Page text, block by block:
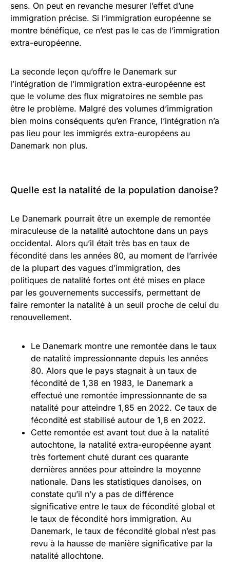
sens. On peut en revanche mesurer l’effet d’une
immigration précise. Si l’immigration européenne se
montre bénéfique, ce n’est pas le cas de l’immigration
extra-européenne.
La seconde leçon qu’offre le Danemark sur
l’intégration de l’immigration extra-européenne est
que le volume des flux migratoires ne semble pas
être le problème. Malgré des volumes d’immigration
bien moins conséquents qu’en France, l’intégration n’a
pas lieu pour les immigrés extra-européens au
Danemark non plus.
Quelle est la natalité de la population danoise?
Le Danemark pourrait être un exemple de remontée
miraculeuse de la natalité autochtone dans un pays
occidental. Alors qu’il était très bas en taux de
fécondité dans les années 80, au moment de l’arrivée
de la plupart des vagues d’immigration, des
politiques de natalité fortes ont été mises en place
par les gouvernements successifs, permettant de
faire remonter la natalité à un seuil proche de celui du
renouvellement.
Le Danemark montre une remontée dans le taux
de natalité impressionnante depuis les années
80. Alors que le pays stagnait à un taux de
fécondité de 1,38 en 1983, le Danemark a
effectué une remontée impressionnante de sa
natalité pour atteindre 1,85 en 2022. Ce taux de
fécondité est stabilisé autour de 1,8 en 2022.
Cette remontée est avant tout due à la natalité
autochtone, la natalité extra-européenne ayant
très fortement chuté durant ces quarante
dernières années pour atteindre la moyenne
nationale. Dans les statistiques danoises, on
constate qu’il n’y a pas de différence
significative entre le taux de fécondité global et
le taux de fécondité hors immigration. Au
Danemark, le taux de fécondité global n’est pas
revu à la hausse de manière significative par la
natalité allochtone.